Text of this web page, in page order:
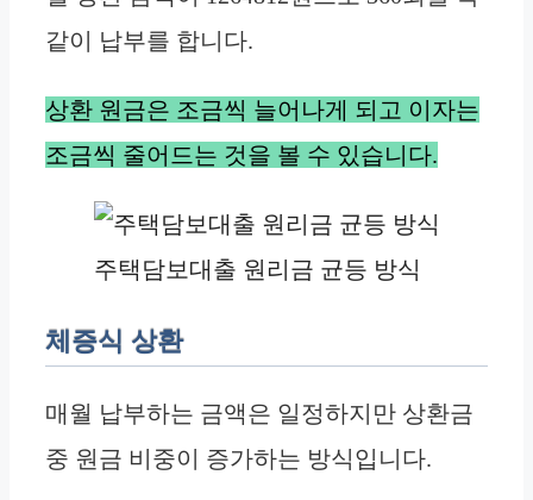
같이 납부를 합니다.
상환 원금은 조금씩 늘어나게 되고 이자는
조금씩 줄어드는 것을 볼 수 있습니다.
주택담보대출 원리금 균등 방식
체증식 상환
매월 납부하는 금액은 일정하지만 상환금
중 원금 비중이 증가하는 방식입니다.